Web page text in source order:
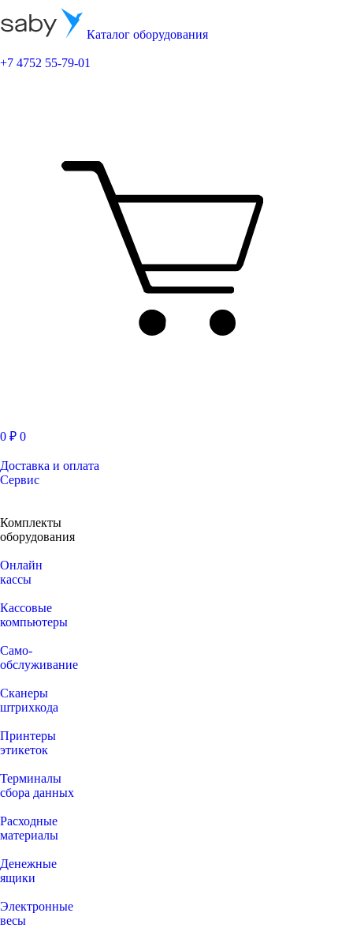
Каталог оборудования
+7 4752 55-79-01
0 ₽ 0
Доставка и оплата
Сервис
Комплекты
оборудования
Онлайн
кассы
Кассовые
компьютеры
Само-
обслуживание
Сканеры
штрихкода
Принтеры
этикеток
Терминалы
сбора данных
Расходные
материалы
Денежные
ящики
Электронные
весы